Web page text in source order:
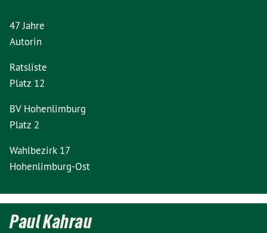
47 Jahre
Autorin
Ratsliste
Platz 12
BV Hohenlimburg
Platz 2
Wahlbezirk 17
Hohenlimburg-Ost
Paul Kahrau